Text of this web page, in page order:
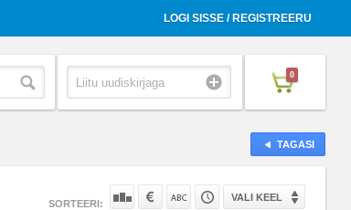
LOGI SISSE / REGISTREERU
0
TAGASI
SORTEERI:
VALI KEEL